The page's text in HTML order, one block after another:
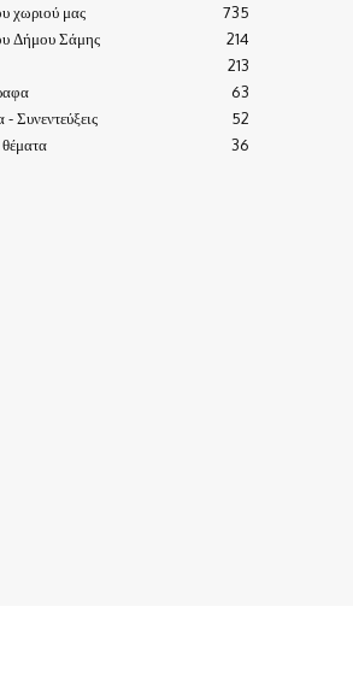
χωριού μας
735
Δήμου Σάμης
214
213
63
Συνεντεύξεις
52
36